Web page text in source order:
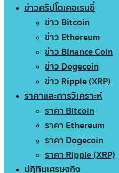
ข่าวคริปโตเคอเรนซี่
ข่าว Bitcoin
ข่าว Ethereum
ข่าว Binance Coin
ข่าว Dogecoin
ข่าว Ripple (XRP)
ราคาและการวิเคราะห์
ราคา Bitcoin
ราคา Ethereum
ราคา Dogecoin
ราคา Ripple (XRP)
ปฏิทินเศรษฐกิจ